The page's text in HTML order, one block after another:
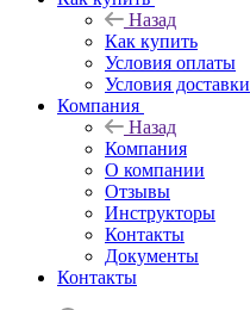
Назад
Как купить
Условия оплаты
Условия доставки
Компания
Назад
Компания
О компании
Отзывы
Инструкторы
Контакты
Документы
Контакты